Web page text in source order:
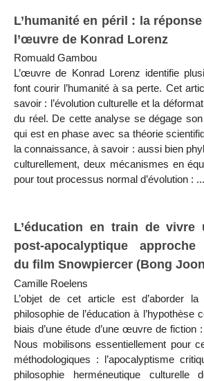
L’humanité en péril : la
l’œuvre de Konrad Lorenz
Romuald Gambou
L’œuvre de Konrad Lorenz identifie
font courir l’humanité à sa perte. Cet
savoir : l’évolution culturelle et la
du réel. De cette analyse se dégage
qui est en phase avec sa théorie
la connaissance, à savoir : aussi bien
culturellement, deux mécanismes en
pour tout processus normal d’évolution : ...
L’éducation en train de vivre
post-apocalyptique approche
du film Snowpiercer (Bong
Camille Roelens
L’objet de cet article est d’aborder
philosophie de l’éducation à l’hypothèse
biais d’une étude d’une œuvre de fiction
Nous mobilisons essentiellement pour
méthodologiques : l’apocalyptisme
philosophie herméneutique culturelle